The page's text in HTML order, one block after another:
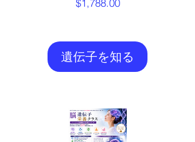
$1,788.00
遺伝子を知る